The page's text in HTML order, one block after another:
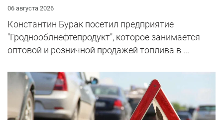
06 августа 2026
Константин Бурак посетил предприятие
"Гроднооблнефтепродукт", которое занимается
оптовой и розничной продажей топлива в ...